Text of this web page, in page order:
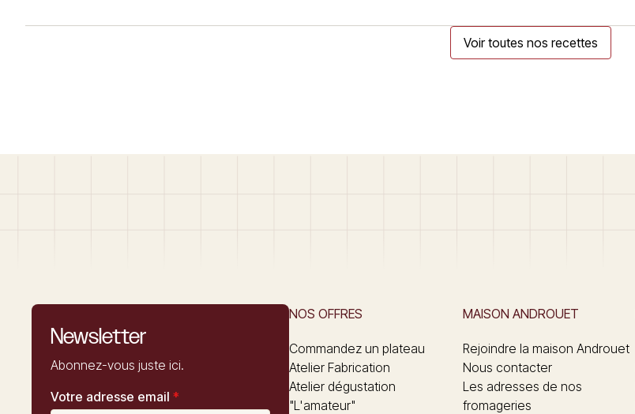
Voir toutes nos recettes
Newsletter
Abonnez-vous juste ici.
Votre adresse email *
NOS OFFRES
Commandez un plateau
Atelier Fabrication
Atelier dégustation
"L'amateur"
MAISON ANDROUET
Rejoindre la maison Androuet
Nous contacter
Les adresses de nos
fromageries